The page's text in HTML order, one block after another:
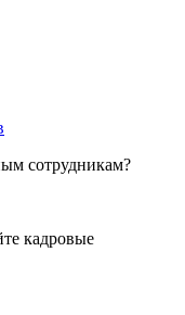
сотрудникам?
кадровые